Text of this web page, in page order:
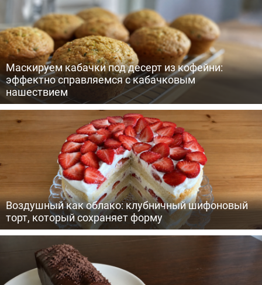
Маскируем кабачки под десерт из кофейни:
эффектно справляемся с кабачковым
нашествием
Воздушный как облако: клубничный шифоновый
торт, который сохраняет форму